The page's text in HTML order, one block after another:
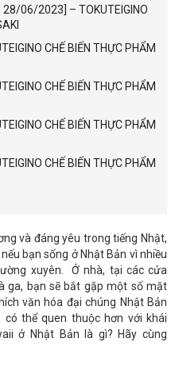
06/2023] – TOKUTEIGINO
CHẾ BIẾN THỰC PHẨM
CHẾ BIẾN THỰC PHẨM
CHẾ BIẾN THỰC PHẨM
CHẾ BIẾN THỰC PHẨM
và đáng yêu trong tiếng Nhật,
bạn sống ở Nhật Bản vì nhiều
xuyên. Ở nhà, tại các cửa
ga, bạn sẽ bắt gặp một số mặt
văn hóa đại chúng Nhật Bản
thể quen thuộc hơn với khái
ở Nhật Bản là gì? Hãy cùng